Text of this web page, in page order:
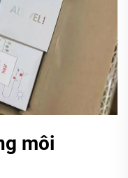
môi